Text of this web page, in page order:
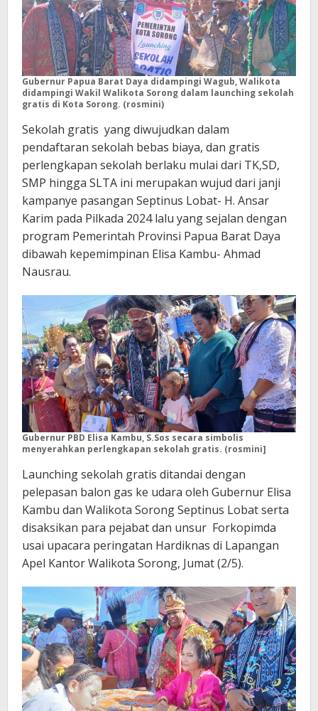
Gubernur Papua Barat Daya didampingi Wagub, Walikota
didampingi Wakil Walikota Sorong dalam launching sekolah
gratis di Kota Sorong. (rosmini)
Sekolah gratis yang diwujudkan dalam
pendaftaran sekolah bebas biaya, dan gratis
perlengkapan sekolah berlaku mulai dari TK,SD,
SMP hingga SLTA ini merupakan wujud dari janji
kampanye pasangan Septinus Lobat- H. Ansar
Karim pada Pilkada 2024 lalu yang sejalan dengan
program Pemerintah Provinsi Papua Barat Daya
dibawah kepemimpinan Elisa Kambu- Ahmad
Nausrau.
Gubernur PBD Elisa Kambu, S.Sos secara simbolis
menyerahkan perlengkapan sekolah gratis. (rosmini]
Launching sekolah gratis ditandai dengan
pelepasan balon gas ke udara oleh Gubernur Elisa
Kambu dan Walikota Sorong Septinus Lobat serta
disaksikan para pejabat dan unsur Forkopimda
usai upacara peringatan Hardiknas di Lapangan
Apel Kantor Walikota Sorong, Jumat (2/5).